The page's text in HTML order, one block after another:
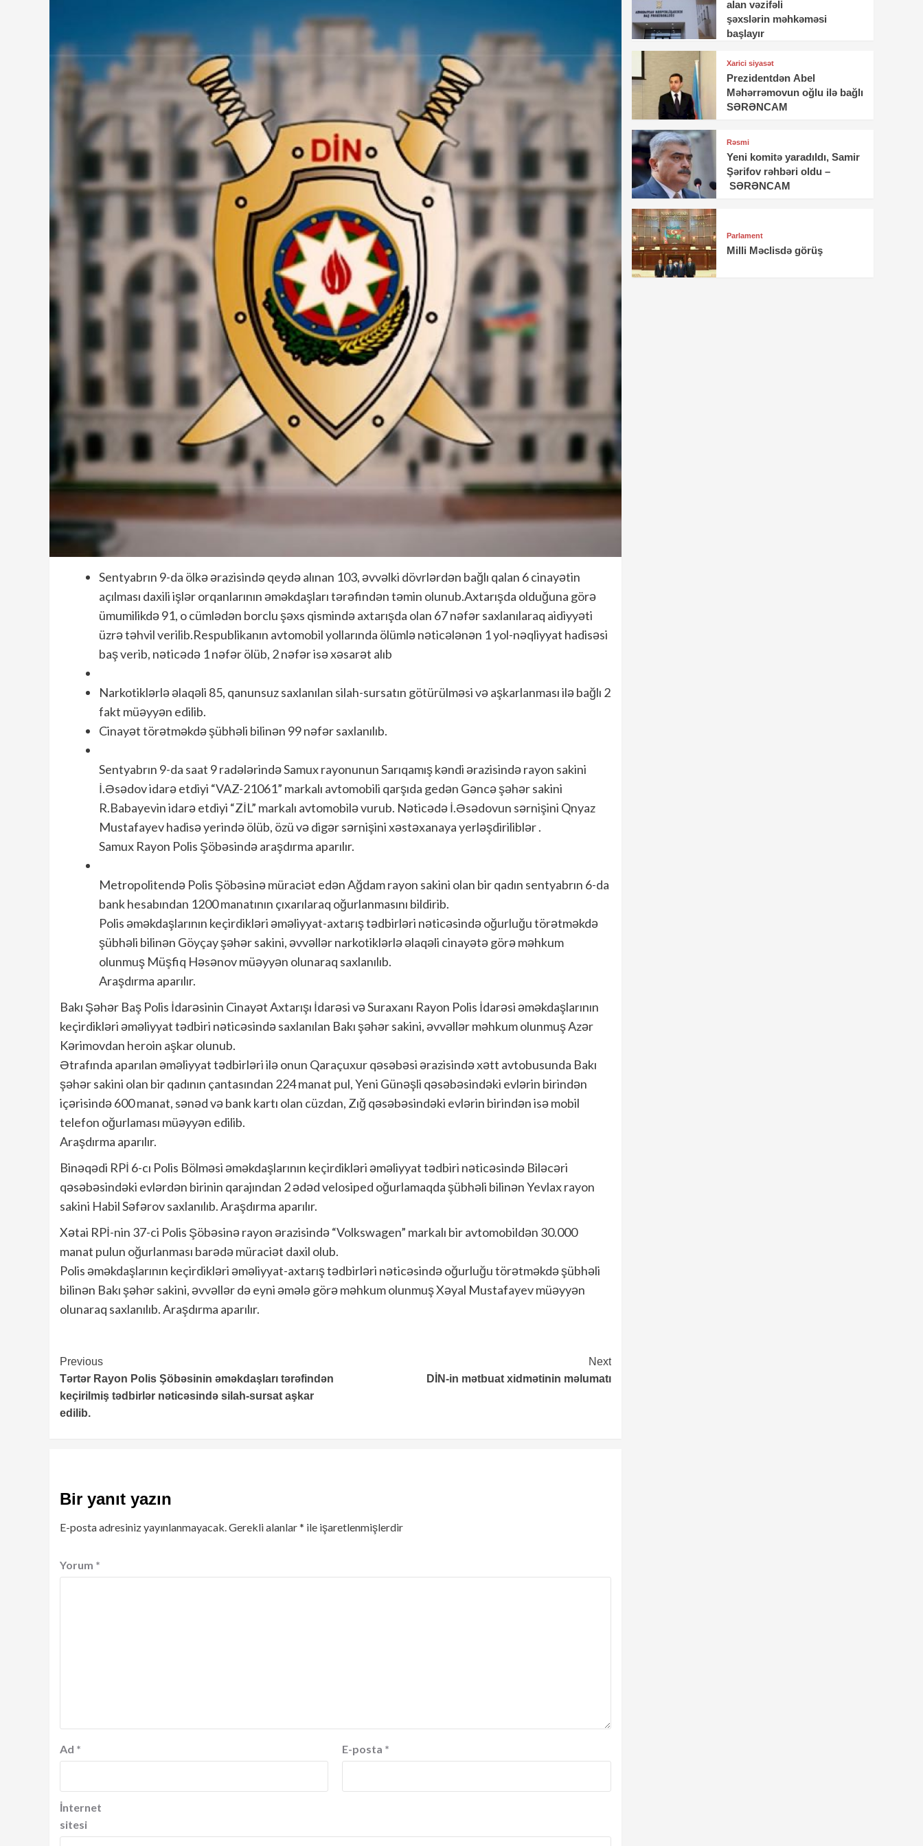
Sentyabrın 9-da ölkə ərazisində qeydə alınan 103, əvvəlki dövrlərdən bağlı qalan 6 cinayətin
açılması daxili işlər orqanlarının əməkdaşları tərəfindən təmin olunub.Axtarışda olduğuna görə
ümumilikdə 91, o cümlədən borclu şəxs qismində axtarışda olan 67 nəfər saxlanılaraq aidiyyəti
üzrə təhvil verilib.Respublikanın avtomobil yollarında ölümlə nəticələnən 1 yol-nəqliyyat hadisəsi
baş verib, nəticədə 1 nəfər ölüb, 2 nəfər isə xəsarət alıb
Narkotiklərlə əlaqəli 85, qanunsuz saxlanılan silah-sursatın götürülməsi və aşkarlanması ilə bağlı 2
fakt müəyyən edilib.
Cinayət törətməkdə şübhəli bilinən 99 nəfər saxlanılıb.
Sentyabrın 9-da saat 9 radələrində Samux rayonunun Sarıqamış kəndi ərazisində rayon sakini
İ.Əsədov idarə etdiyi “VAZ-21061” markalı avtomobili qarşıda gedən Gəncə şəhər sakini
R.Babayevin idarə etdiyi “ZİL” markalı avtomobilə vurub. Nəticədə İ.Əsədovun sərnişini Qnyaz
Mustafayev hadisə yerində ölüb, özü və digər sərnişini xəstəxanaya yerləşdiriliblər .
Samux Rayon Polis Şöbəsində araşdırma aparılır.
Metropolitendə Polis Şöbəsinə müraciət edən Ağdam rayon sakini olan bir qadın sentyabrın 6-da
bank hesabından 1200 manatının çıxarılaraq oğurlanmasını bildirib.
Polis əməkdaşlarının keçirdikləri əməliyyat-axtarış tədbirləri nəticəsində oğurluğu törətməkdə
şübhəli bilinən Göyçay şəhər sakini, əvvəllər narkotiklərlə əlaqəli cinayətə görə məhkum
olunmuş Müşfiq Həsənov müəyyən olunaraq saxlanılıb.
Araşdırma aparılır.
Bakı Şəhər Baş Polis İdarəsinin Cinayət Axtarışı İdarəsi və Suraxanı Rayon Polis İdarəsi əməkdaşlarının
keçirdikləri əməliyyat tədbiri nəticəsində saxlanılan Bakı şəhər sakini, əvvəllər məhkum olunmuş Azər
Kərimovdan heroin aşkar olunub.
Ətrafında aparılan əməliyyat tədbirləri ilə onun Qaraçuxur qəsəbəsi ərazisində xətt avtobusunda Bakı
şəhər sakini olan bir qadının çantasından 224 manat pul, Yeni Günəşli qəsəbəsindəki evlərin birindən
içərisində 600 manat, sənəd və bank kartı olan cüzdan, Zığ qəsəbəsindəki evlərin birindən isə mobil
telefon oğurlaması müəyyən edilib.
Araşdırma aparılır.
Binəqədi RPİ 6-cı Polis Bölməsi əməkdaşlarının keçirdikləri əməliyyat tədbiri nəticəsində Biləcəri
qəsəbəsindəki evlərdən birinin qarajından 2 ədəd velosiped oğurlamaqda şübhəli bilinən Yevlax rayon
sakini Habil Səfərov saxlanılıb. Araşdırma aparılır.
Xətai RPİ-nin 37-ci Polis Şöbəsinə rayon ərazisində “Volkswagen” markalı bir avtomobildən 30.000
manat pulun oğurlanması barədə müraciət daxil olub.
Polis əməkdaşlarının keçirdikləri əməliyyat-axtarış tədbirləri nəticəsində oğurluğu törətməkdə şübhəli
bilinən Bakı şəhər sakini, əvvəllər də eyni əmələ görə məhkum olunmuş Xəyal Mustafayev müəyyən
olunaraq saxlanılıb. Araşdırma aparılır.
Continue
Reading
Previous
Tərtər Rayon Polis Şöbəsinin əməkdaşları tərəfindən
keçirilmiş tədbirlər nəticəsində silah-sursat aşkar
edilib.
Next
DİN-in mətbuat xidmətinin məlumatı
Bir yanıt yazın
E-posta adresiniz yayınlanmayacak. Gerekli alanlar* ile işaretlenmişlerdir
Yorum *
Ad * E-posta *
İnternet
sitesi
alan vəzifəli
şəxslərin məhkəməsi
başlayır
Xarici siyasət
Prezidentdən Abel
Məhərrəmovun oğlu ilə bağlı
SƏRƏNCAM
Rəsmi
Yeni komitə yaradıldı, Samir
Şərifov rəhbəri oldu –
SƏRƏNCAM
Parlament
Milli Məclisdə görüş